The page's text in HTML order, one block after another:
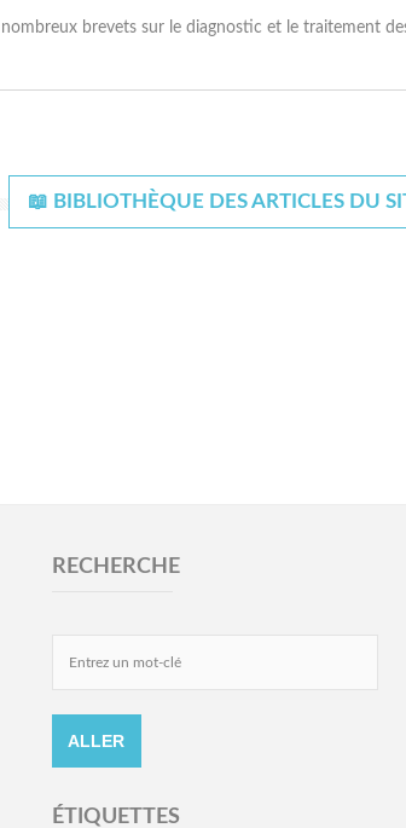
📖 BIBLIOTHÈQUE DES ARTICLES DU
brevets sur le diagnostic et le traitement
RECHERCHE
ÉTIQUETTES